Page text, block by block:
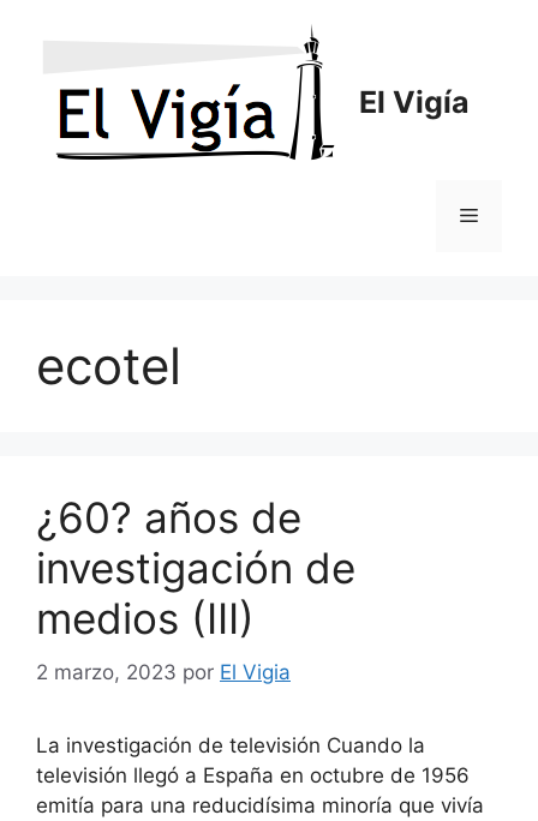
El Vigía
Menú
ecotel
¿60? años de
investigación de
medios (III)
2 marzo, 2023 por El Vigia
La investigación de televisión Cuando la
televisión llegó a España en octubre de 1956
emitía para una reducidísima minoría que vivía